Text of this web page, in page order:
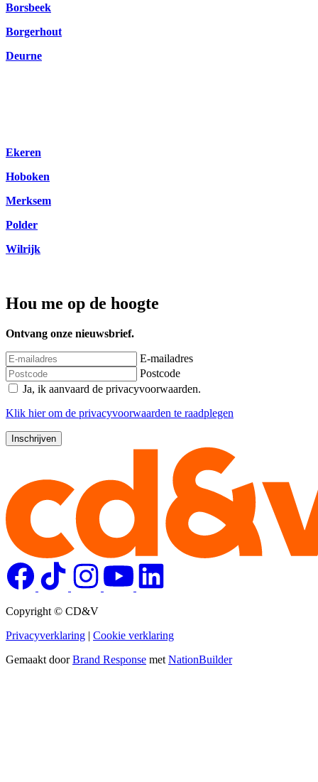
Borsbeek
Borgerhout
Deurne
Ekeren
Hoboken
Merksem
Polder
Wilrijk
Hou me op de hoogte
Ontvang onze nieuwsbrief.
E-mailadres
Postcode
Ja, ik aanvaard de privacyvoorwaarden.
Klik hierom de privacyvoorwaarden te raadplegen
Copyright © CD&V
Privacyverklaring | Cookie verklaring
Gemaakt doorBrand Response met NationBuilder